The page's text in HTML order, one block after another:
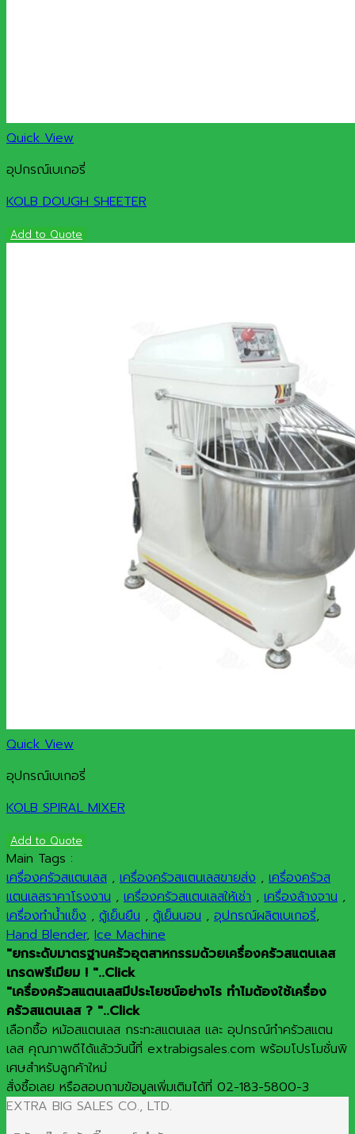
Quick View
อุปกรณ์เบเกอรี่
KOLB DOUGH SHEETER
Add to Quote
Quick View
อุปกรณ์เบเกอรี่
KOLB SPIRAL MIXER
Add to Quote
Main Tags :
เครื่องครัวสแตนเลส , เครื่องครัวสแตนเลสขายส่ง , เครื่องครัวส
แตนเลสราคาโรงงาน , เครื่องครัวสแตนเลสให้เช่า , เครื่องล้างจาน ,
เครื่องทำน้ำแข็ง , ตู้เย็นยืน , ตู้เย็นนอน , อุปกรณ์ผลิตเบเกอรี่,
Hand Blender, Ice Machine
"ยกระดับมาตรฐานครัวอุตสาหกรรมด้วยเครื่องครัวสแตนเลส
เกรดพรีเมียม ! "..Click
"เครื่องครัวสแตนเลสมีประโยชน์อย่างไร ทำไมต้องใช้เครื่อง
ครัวสแตนเลส ? "..Click
เลือกซื้อ หม้อสแตนเลส กระทะสแตนเลส และ อุปกรณ์ทำครัวสแตน
เลส คุณภาพดีได้แล้ววันนี้ที่ extrabigsales.com พร้อมโปรโมชั่นพิ
เศษสำหรับลูกค้าใหม่
สั่งซื้อเลย หรือสอบถามข้อมูลเพิ่มเติมได้ที่ 02-183-5800-3
EXTRA BIG SALES CO., LTD.